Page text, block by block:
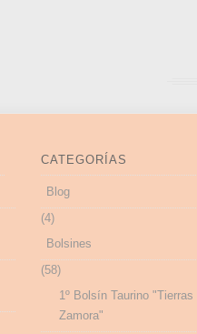
CATEGORÍAS
Blog
(4)
Bolsines
(58)
1º Bolsín Taurino "Tierras
Zamora"